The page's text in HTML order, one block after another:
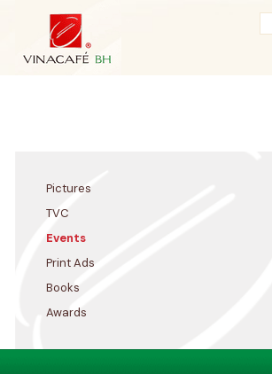
Pictures
TVC
Events
Print Ads
Books
Awards